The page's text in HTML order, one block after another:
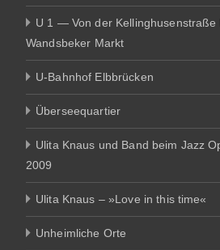
U 1 — Von der Kellinghusenstraße
Wandsbeker Markt
U-Bahnhof Elbbrücken
Überseequartier
Ulita Knaus und Band beim Jazz
2009
Ulita Knaus – »Love in this time«
Unheimliche Orte